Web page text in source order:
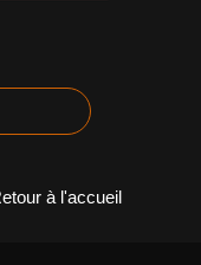
à l'accueil